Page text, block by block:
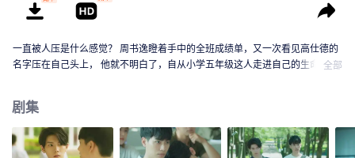
一直被人压是什么感觉？ 周书逸瞪着手中的全班成绩单，又一次看见高仕德的
名字压在自己头上， 他就不明白了，自从小学五年级这人走进自己的生命后，
见！ 满心愉悦迎接大学生活的他再度加入自己锺爱的游泳社，一路被捧着，没
想到毕业前迎新生入社传承PK赛上竟然看见高仕德出现！这次，不仅来不及在
暗恋的学姐面前帅气夺冠，还掉进水裡抽筋差点溺水，周书逸只有三个字…好-
全部
剧集